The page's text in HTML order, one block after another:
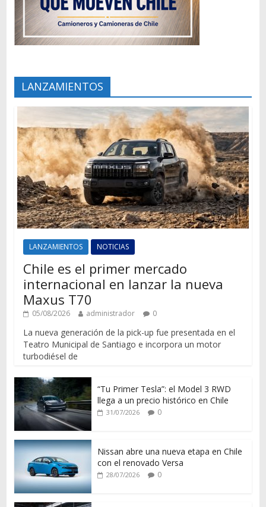
LANZAMIENTOS
LANZAMIENTOS NOTICIAS
Chile es el primer mercado
internacional en lanzar la nueva
Maxus T70
05/08/2026 administrador 0
La nueva generación de la pick-up fue presentada en el
Teatro Municipal de Santiago e incorpora un motor
turbodiésel de
“Tu Primer Tesla”: el Model 3 RWD
llega a un precio histórico en Chile
31/07/2026 0
Nissan abre una nueva etapa en Chile
con el renovado Versa
28/07/2026 0